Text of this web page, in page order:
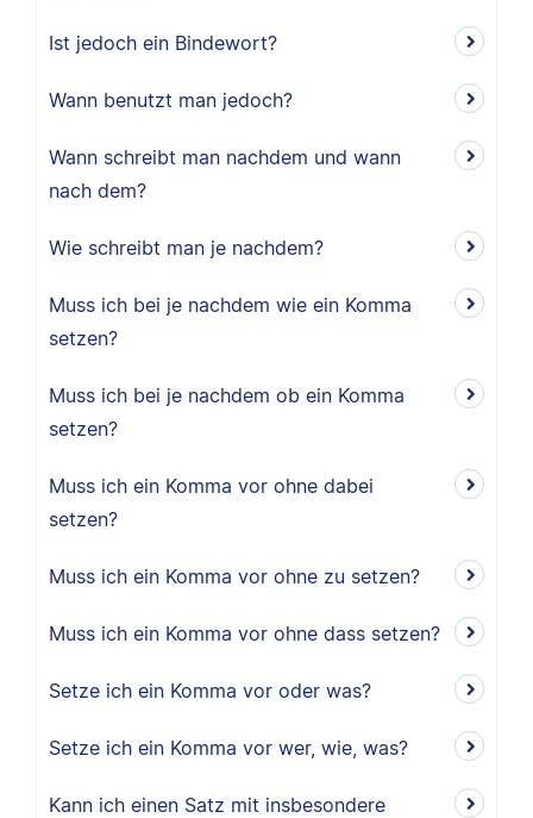
Ist jedoch ein Bindewort?
Wann benutzt man jedoch?
Wann schreibt man nachdem und wann
nach dem?
Wie schreibt man je nachdem?
Muss ich bei je nachdem wie ein Komma
setzen?
Muss ich bei je nachdem ob ein Komma
setzen?
Muss ich ein Komma vor ohne dabei
setzen?
Muss ich ein Komma vor ohne zu setzen?
Muss ich ein Komma vor ohne dass setzen?
Setze ich ein Komma vor oder was?
Setze ich ein Komma vor wer, wie, was?
Kann ich einen Satz mit insbesondere